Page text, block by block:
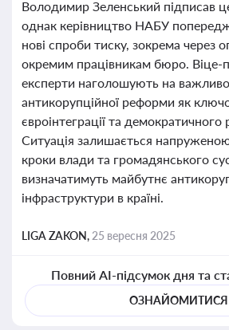
Володимир Зеленський підписав
однак керівництво НАБУ
нові спроби тиску, зокрема через
окремим працівникам бюро. Віце-
експерти наголошують на
антикорупційної реформи як
євроінтеграції та демократичного
Ситуація залишається
кроки влади та громадянського
визначатимуть майбутнє
інфраструктури в країні.
LIGA ZAKON, 25 вересня 2025
Повний AI-підсумок дня та
ОЗНАЙОМИТИСЯ